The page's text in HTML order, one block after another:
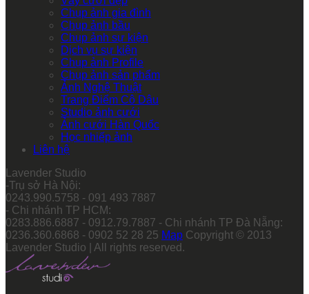
Chụp ảnh gia đình
Chụp ảnh bầu
Chụp ảnh sự kiện
Dịch vụ sự kiện
Chụp ảnh Profile
Chụp ảnh sản phẩm
Ảnh Nghệ Thuật
Trang Điểm Cô Dâu
Studio ảnh cưới
Ảnh cưới Hàn Quốc
Học nhiếp ảnh
Liên hệ
Lavender Studio
-Trụ sở Hà Nội:
0243.990.5758 - 091 493 7887
- Chi nhánh TP HCM:
0283.886.6887 - 0912.79.7887 - Chi nhánh TP Đà Nẵng:
0236.360.6868 - 0902 52 28 25 Map Copyright © 2013
Lavender Studio | All rights reserved.